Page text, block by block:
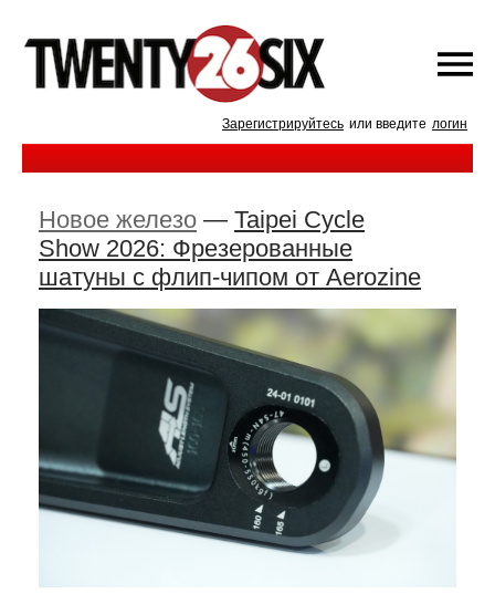
Зарегистрируйтесь или введите логин
Новое железо — Taipei Cycle
Show 2026: Фрезерованные
шатуны с флип-чипом от Aerozine